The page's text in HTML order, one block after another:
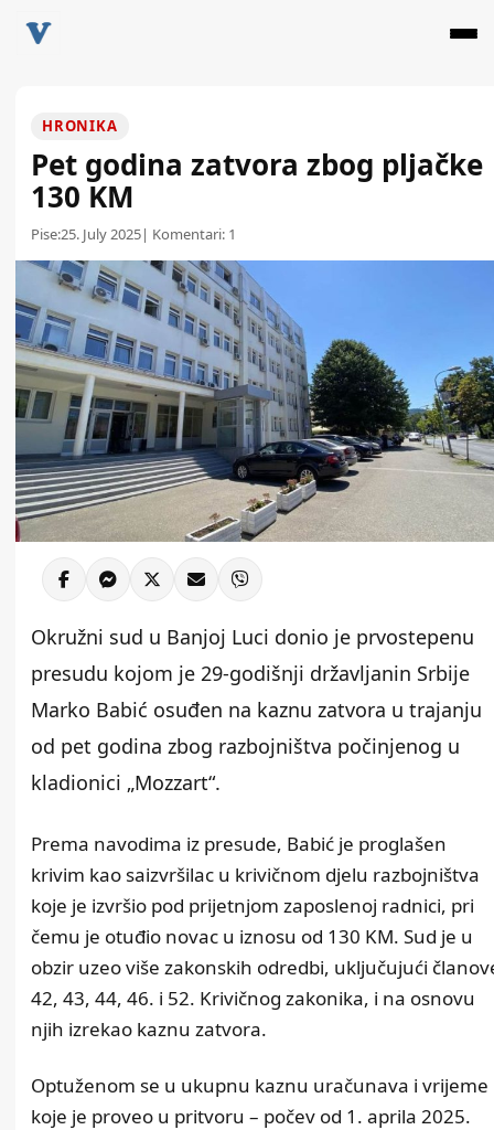
HRONIKA
Pet godina zatvora zbog pljačke
130 KM
Pise:25. July 2025| Komentari: 1
Okružni sud u Banjoj Luci donio je prvostepenu
presudu kojom je 29-godišnji državljanin Srbije
Marko Babić osuđen na kaznu zatvora u trajanju
od pet godina zbog razbojništva počinjenog u
kladionici „Mozzart“.
Prema navodima iz presude, Babić je proglašen
krivim kao saizvršilac u krivičnom djelu razbojništva
koje je izvršio pod prijetnjom zaposlenoj radnici, pri
čemu je otuđio novac u iznosu od 130 KM. Sud je u
obzir uzeo više zakonskih odredbi, uključujući
42, 43, 44, 46. i 52. Krivičnog zakonika, i na osnovu
njih izrekao kaznu zatvora.
Optuženom se u ukupnu kaznu uračunava i vrijeme
koje je proveo u pritvoru – počev od 1. aprila 2025.